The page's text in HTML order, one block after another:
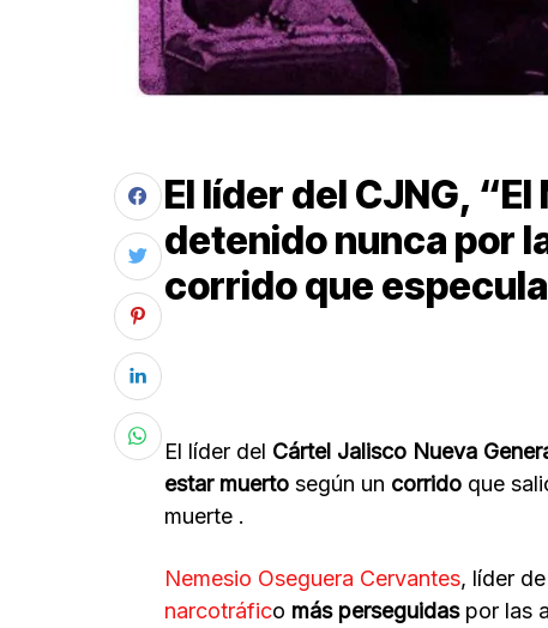
El líder del CJNG,
detenido nunca por
corrido que
El líder del Cártel Jalisco Nueva
estar muerto según un corrido que
muerte .
Nemesio Oseguera Cervantes, líder
narcotráfico más perseguidaspor las